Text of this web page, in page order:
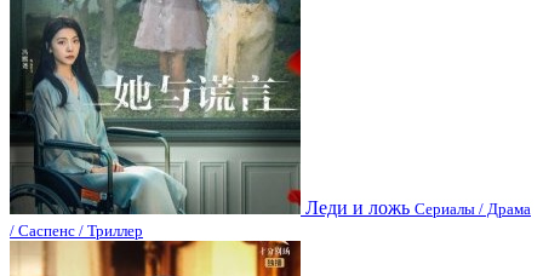
Леди и ложь Сериалы / Драма
/ Саспенс / Триллер